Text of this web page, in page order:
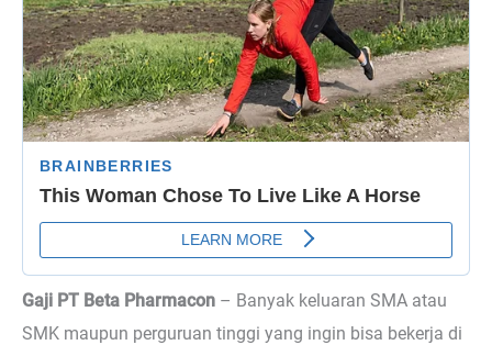
Gaji PT Beta Pharmacon – Banyak keluaran SMA atau
SMK maupun perguruan tinggi yang ingin bisa bekerja di